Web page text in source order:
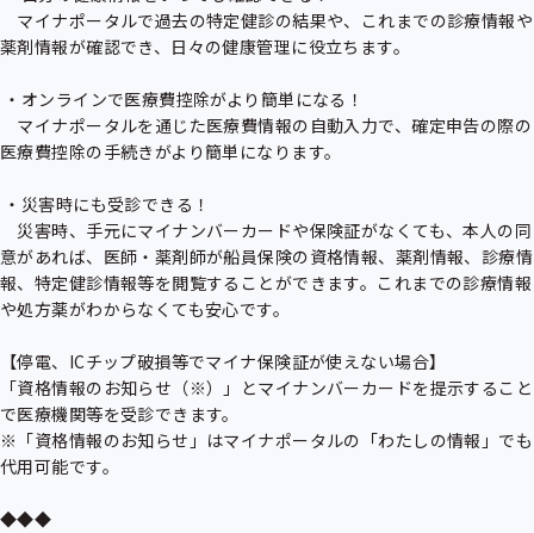
マイナポータルで過去の特定健診の結果や、これまでの診療情報や
薬剤情報が確認でき、日々の健康管理に役立ちます。
マイナポータルを通じた医療費情報の自動入力で、確定申告の際の
医療費控除の手続きがより簡単になります。
災害時、手元にマイナンバーカードや保険証がなくても、本人の同
意があれば、医師・薬剤師が船員保険の資格情報、薬剤情報、診療情
報、特定健診情報等を閲覧することができます。これまでの診療情報
や処方薬がわからなくても安心です。
【停電、ICチップ破損等でマイナ保険証が使えない場合】
「資格情報のお知らせ（※）」とマイナンバーカードを提示すること
で医療機関等を受診できます。
※「資格情報のお知らせ」はマイナポータルの「わたしの情報」でも
代用可能です。
◆◆◆